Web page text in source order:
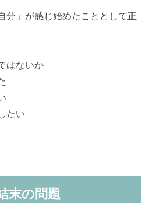
分」が感じ始めたこととして正
はないか
たい
末の問題